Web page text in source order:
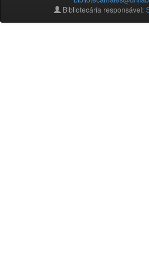
Bibliotecária responsável: